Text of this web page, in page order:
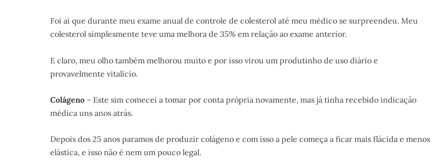
Foi ai que durante meu exame anual de controle de colesterol até meu médico se surpreendeu. Meu
colesterol simplesmente teve uma melhora de 35% em relação ao exame anterior.
E claro, meu olho também melhorou muito e por isso virou um produtinho de uso diário e
provavelmente vitalício.
Colágeno – Este sim comecei a tomar por conta própria novamente, mas já tinha recebido indicação
médica uns anos atrás.
Depois dos 25 anos paramos de produzir colágeno e com isso a pele começa a ficar mais flácida e menos
elástica, e isso não é nem um pouco legal.